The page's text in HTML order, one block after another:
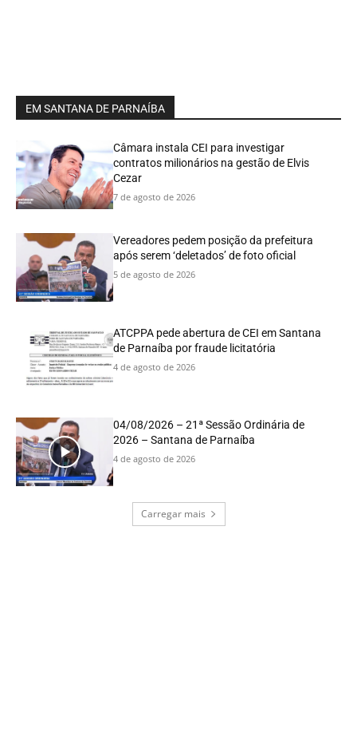
EM SANTANA DE PARNAÍBA
Câmara instala CEI para investigar
contratos milionários na gestão de Elvis
Cezar
7 de agosto de 2026
Vereadores pedem posição da prefeitura
após serem ‘deletados’ de foto oficial
5 de agosto de 2026
ATCPPA pede abertura de CEI em Santana
de Parnaíba por fraude licitatória
4 de agosto de 2026
04/08/2026 – 21ª Sessão Ordinária de
2026 – Santana de Parnaíba
4 de agosto de 2026
Carregar mais